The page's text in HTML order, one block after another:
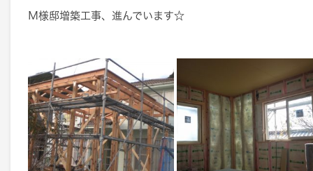
Ｍ様邸増築工事、進んでいます☆